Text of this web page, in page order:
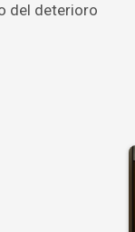
del deterioro